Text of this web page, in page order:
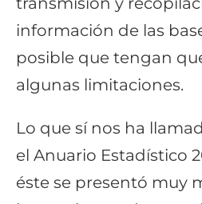
información de las
posible que tengan
algunas limitaciones.
Lo que sí nos ha
el Anuario Estadístico
éste se presentó muy